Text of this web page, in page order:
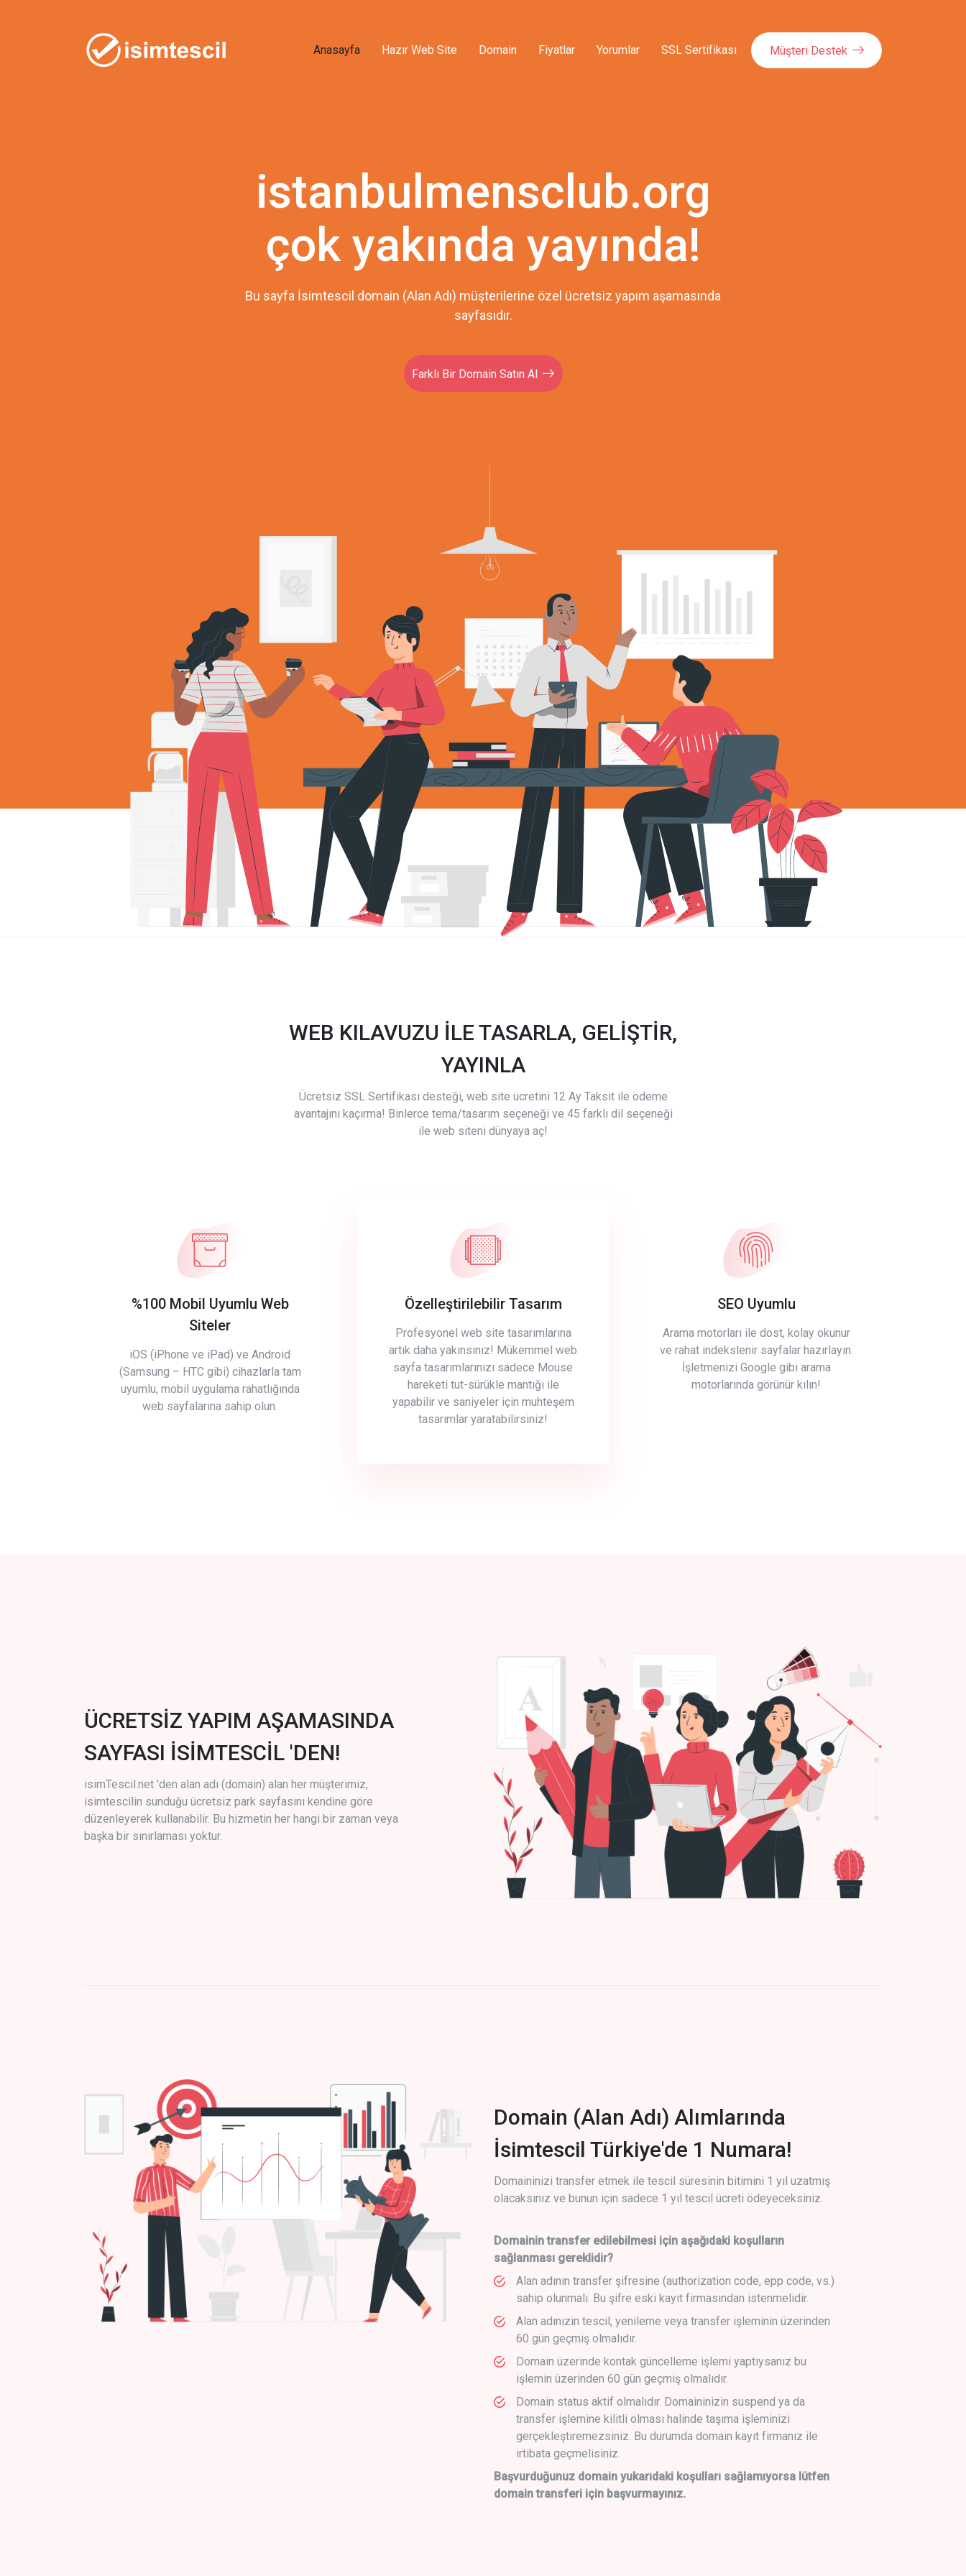
Anasayfa Hazır Web Site Domain Fiyatlar Yorumlar SSL Sertifikası Müşteri Destek
istanbulmensclub.org
çok yakında yayında!
Bu sayfa İsimtescil domain (Alan Adı) müşterilerine özel ücretsiz yapım aşamasında
sayfasıdır.
Farklı Bir Domain Satın Al
WEB KILAVUZU İLE TASARLA, GELİŞTİR,
YAYINLA
Ücretsiz SSL Sertifikası desteği, web site ücretini 12 Ay Taksit ile ödeme
avantajını kaçırma! Binlerce tema/tasarım seçeneği ve 45 farklı dil seçeneği
ile web siteni dünyaya aç!
%100 Mobil Uyumlu Web
Siteler
iOS (iPhone ve iPad) ve Android
(Samsung – HTC gibi) cihazlarla tam
uyumlu, mobil uygulama rahatlığında
web sayfalarına sahip olun.
Özelleştirilebilir Tasarım
Profesyonel web site tasarımlarına
artık daha yakınsınız! Mükemmel web
sayfa tasarımlarınızı sadece Mouse
hareketi tut-sürükle mantığı ile
yapabilir ve saniyeler için muhteşem
tasarımlar yaratabilirsiniz!
SEO Uyumlu
Arama motorları ile dost, kolay okunur
ve rahat indekslenir sayfalar hazırlayın.
İşletmenizi Google gibi arama
motorlarında görünür kılın!
ÜCRETSİZ YAPIM AŞAMASINDA
SAYFASI İSİMTESCİL 'DEN!
isimTescil.net 'den alan adı (domain) alan her müşterimiz,
isimtescilin sunduğu ücretsiz park sayfasını kendine göre
düzenleyerek kullanabilir. Bu hizmetin her hangi bir zaman veya
başka bir sınırlaması yoktur.
Domain (Alan Adı) Alımlarında
İsimtescil Türkiye'de 1 Numara!
Domaininizi transfer etmek ile tescil süresinin bitimini 1 yıl uzatmış
olacaksınız ve bunun için sadece 1 yıl tescil ücreti ödeyeceksiniz.
Domainin transfer edilebilmesi için aşağıdaki koşulların
sağlanması gereklidir?
Alan adının transfer şifresine (authorization code, epp code, vs.)
sahip olunmalı. Bu şifre eski kayıt firmasından istenmelidir.
Alan adınızın tescil, yenileme veya transfer işleminin üzerinden
60 gün geçmiş olmalıdır.
Domain üzerinde kontak güncelleme işlemi yaptıysanız bu
işlemin üzerinden 60 gün geçmiş olmalıdır.
Domain status aktif olmalıdır. Domaininizin suspend ya da
transfer işlemine kilitli olması halinde taşıma işleminizi
gerçekleştiremezsiniz. Bu durumda domain kayıt firmanız ile
irtibata geçmelisiniz.
Başvurduğunuz domain yukarıdaki koşulları sağlamıyorsa lütfen
domain transferi için başvurmayınız.